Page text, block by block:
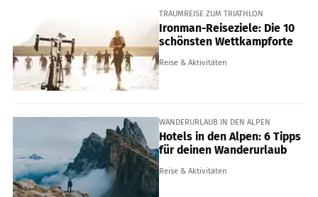
TRAUMREISE ZUM TRIATHLON
Ironman-Reiseziele: Die 10
schönsten Wettkampforte
Reise & Aktivitäten
WANDERURLAUB IN DEN ALPEN
Hotels in den Alpen: 6 Tipps
für deinen Wanderurlaub
Reise & Aktivitäten